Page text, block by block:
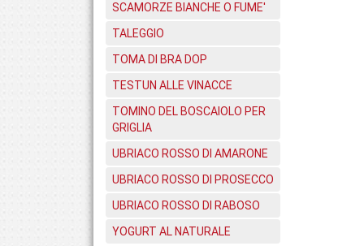
SCAMORZE BIANCHE O FUME'
TALEGGIO
TOMA DI BRA DOP
TESTUN ALLE VINACCE
TOMINO DEL BOSCAIOLO PER
GRIGLIA
UBRIACO ROSSO DI AMARONE
UBRIACO ROSSO DI PROSECCO
UBRIACO ROSSO DI RABOSO
YOGURT AL NATURALE